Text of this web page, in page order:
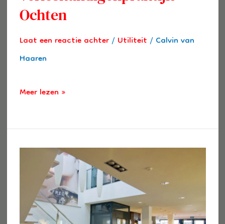
Ochten
Laat een reactie achter/Utiliteit/Calvin van
Haaren
Meer lezen »
Winkelpand